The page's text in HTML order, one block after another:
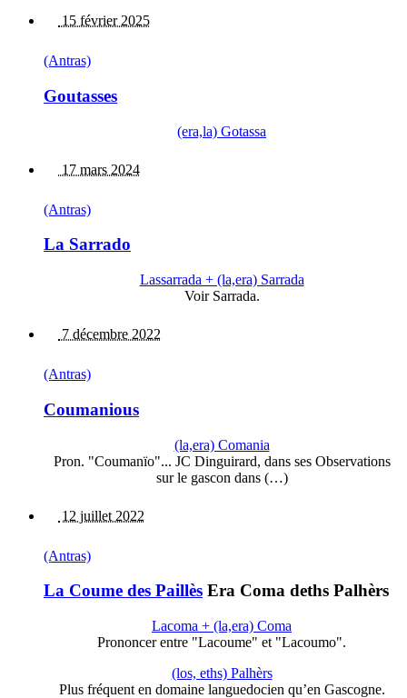
15 février 2025
(Antras)
Goutasses
(era,la) Gotassa
17 mars 2024
(Antras)
La Sarrado
Lassarrada + (la,era) Sarrada
Voir Sarrada.
7 décembre 2022
(Antras)
Coumanious
(la,era) Comania
Pron. "Coumanïo"... JC Dinguirard, dans ses Observations
sur le gascon dans (…)
12 juillet 2022
(Antras)
La Coume des Paillès Era Coma deths Palhèrs
Lacoma + (la,era) Coma
Prononcer entre "Lacoume" et "Lacoumo".
(los, eths) Palhèrs
Plus fréquent en domaine languedocien qu’en Gascogne.